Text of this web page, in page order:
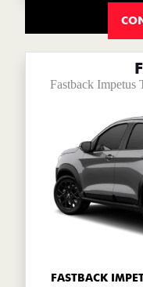
Fastback
FASTBACK